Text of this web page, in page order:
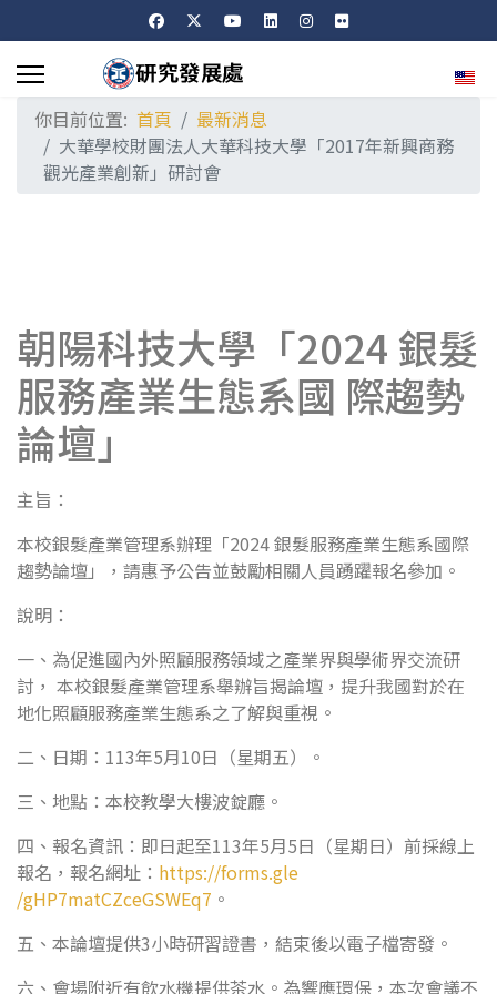
選擇
你目前位置: 首頁
最新消息
大華學校財團法人大華科技大學「2017年新興商務
觀光產業創新」研討會
朝陽科技大學「2024 銀髮
服務產業生態系國 際趨勢
論壇」
主旨：
本校銀髮產業管理系辦理「2024 銀髮服務產業生態系國際
趨勢論壇」，請惠予公告並鼓勵相關人員踴躍報名參加。
說明：
一、為促進國內外照顧服務領域之產業界與學術界交流研
討， 本校銀髮產業管理系舉辦旨揭論壇，提升我國對於在
地化照顧服務產業生態系之了解與重視。
二、日期：113年5月10日（星期五）。
三、地點：本校教學大樓波錠廳。
四、報名資訊：即日起至113年5月5日（星期日）前採線上
報名，報名網址： https://forms.gle
/gHP7matCZceGSWEq7 。
五、本論壇提供3小時研習證書，結束後以電子檔寄發。
六、會場附近有飲水機提供茶水。為響應環保，本次會議不